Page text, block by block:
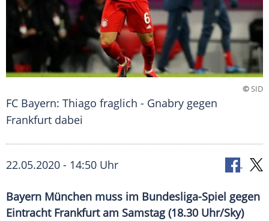
©SID
FC Bayern: Thiago fraglich - Gnabry gegen
Frankfurt dabei
22.05.2020 - 14:50 Uhr
Bayern München muss im Bundesliga-Spiel gegen
Eintracht Frankfurt am Samstag (18.30 Uhr/Sky)